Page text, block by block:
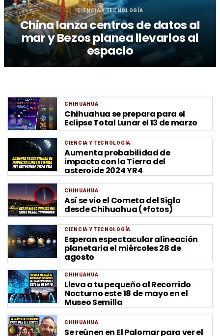
CIENCIA Y TECNOLOGÍA
China lanza centros de datos al
mar y Bezos planea llevarlos al
espacio
CHIHUAHUA
Chihuahua se prepara para el
Eclipse Total Lunar el 13 de marzo
CIENCIA Y TECNOLOGÍA
Aumenta probabilidad de
impacto con la Tierra del
asteroide 2024 YR4
CHIHUAHUA
Así se vio el Cometa del Siglo
desde Chihuahua (+fotos)
CIENCIA Y TECNOLOGÍA
Esperan espectacular alineación
planetaria el miércoles 28 de
agosto
CHIHUAHUA
Lleva a tu pequeño al Recorrido
Nocturno este 18 de mayo en el
Museo Semilla
CHIHUAHUA
Se reúnen en El Palomar para ver el